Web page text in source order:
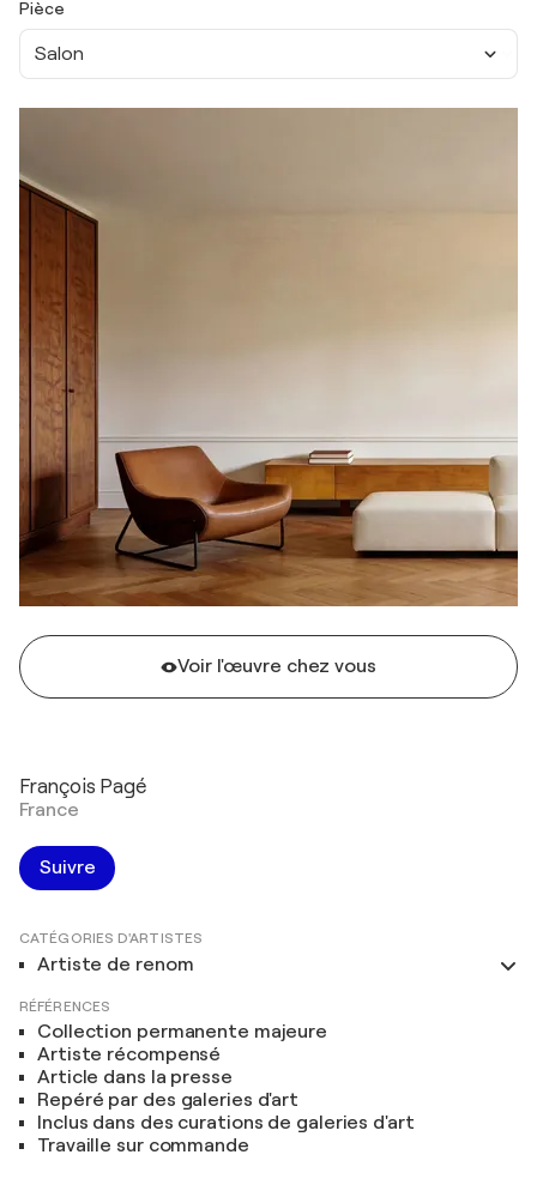
Pièce
Salon
Voir l'œuvre chez vous
François Pagé
France
Suivre
CATÉGORIES D'ARTISTES
Artiste de renom
RÉFÉRENCES
Collection permanente majeure
Artiste récompensé
Article dans la presse
Repéré par des galeries d'art
Inclus dans des curations de galeries d'art
Travaille sur commande